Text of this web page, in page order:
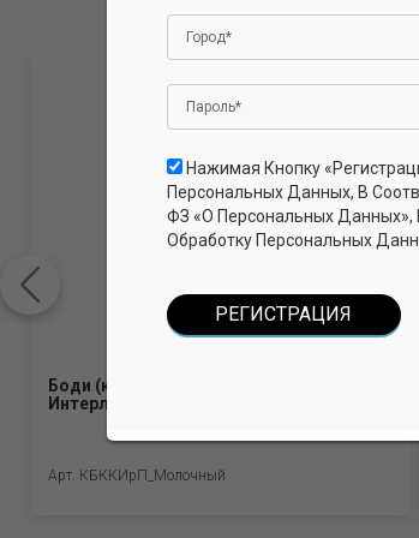
Авторизуйтесь, чтобы оставить отзыв.
Боди (короткие рукава, кнопки).
Интерлок Пенье (100% хлопок)
Арт. КБККИрП_Молочный
Нажимая Кнопку
Персональных Данных, В
ФЗ «О Персональных Данных»,
Обработку Персональных